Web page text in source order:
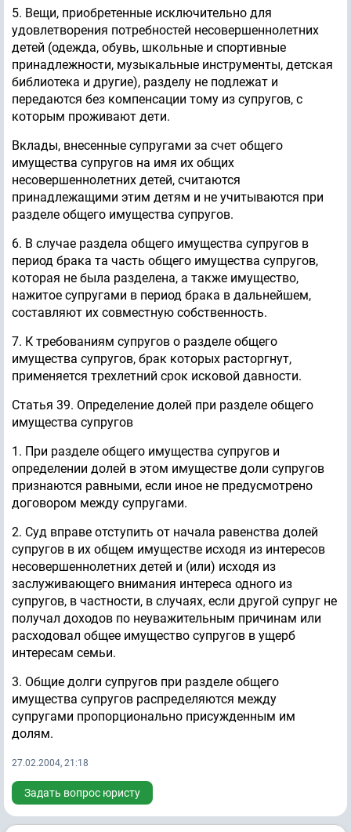
5. Вещи, приобретенные исключительно для
удовлетворения потребностей несовершеннолетних
детей (одежда, обувь, школьные и спортивные
принадлежности, музыкальные инструменты, детская
библиотека и другие), разделу не подлежат и
передаются без компенсации тому из супругов, с
которым проживают дети.
Вклады, внесенные супругами за счет общего
имущества супругов на имя их общих
несовершеннолетних детей, считаются
принадлежащими этим детям и не учитываются при
разделе общего имущества супругов.
6. В случае раздела общего имущества супругов в
период брака та часть общего имущества супругов,
которая не была разделена, а также имущество,
нажитое супругами в период брака в дальнейшем,
составляют их совместную собственность.
7. К требованиям супругов о разделе общего
имущества супругов, брак которых расторгнут,
применяется трехлетний срок исковой давности.
Статья 39. Определение долей при разделе общего
имущества супругов
1. При разделе общего имущества супругов и
определении долей в этом имуществе доли супругов
признаются равными, если иное не предусмотрено
договором между супругами.
2. Суд вправе отступить от начала равенства долей
супругов в их общем имуществе исходя из интересов
несовершеннолетних детей и (или) исходя из
заслуживающего внимания интереса одного из
супругов, в частности, в случаях, если другой супруг не
получал доходов по неуважительным причинам или
расходовал общее имущество супругов в ущерб
интересам семьи.
3. Общие долги супругов при разделе общего
имущества супругов распределяются между
супругами пропорционально присужденным им
долям.
27.02.2004, 21:18
Задать вопрос юристу